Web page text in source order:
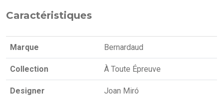
Caractéristiques
Marque Bernardaud
Collection À Toute Épreuve
Designer Joan Miró